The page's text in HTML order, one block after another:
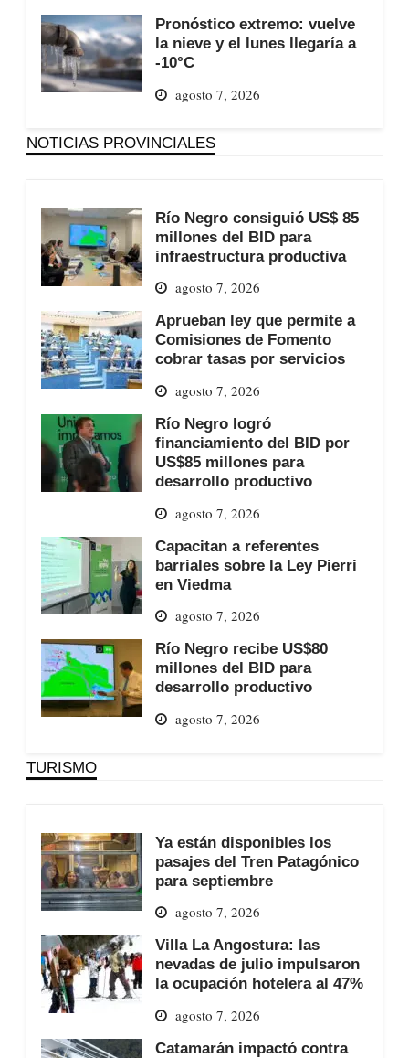
Pronóstico extremo: vuelve
la nieve y el lunes llegaría a
-10°C
agosto 7, 2026
NOTICIAS PROVINCIALES
Río Negro consiguió US$ 85
millones del BID para
infraestructura productiva
agosto 7, 2026
Aprueban ley que permite a
Comisiones de Fomento
cobrar tasas por servicios
agosto 7, 2026
Río Negro logró
financiamiento del BID por
US$85 millones para
desarrollo productivo
agosto 7, 2026
Capacitan a referentes
barriales sobre la Ley Pierri
en Viedma
agosto 7, 2026
Río Negro recibe US$80
millones del BID para
desarrollo productivo
agosto 7, 2026
TURISMO
Ya están disponibles los
pasajes del Tren Patagónico
para septiembre
agosto 7, 2026
Villa La Angostura: las
nevadas de julio impulsaron
la ocupación hotelera al 47%
agosto 7, 2026
Catamarán impactó contra